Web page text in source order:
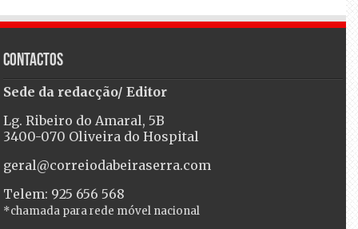
Contactos
Sede da redacção/ Editor
Lg. Ribeiro do Amaral, 5B
3400-070 Oliveira do Hospital
geral@correiodabeiraserra.com
Telem: 925 656 568
*chamada para rede móvel nacional